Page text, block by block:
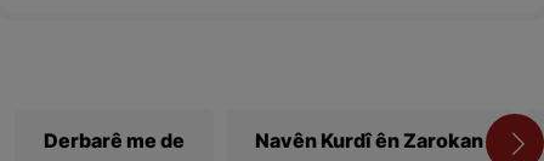
Derbarê me de Navên Kurdî ên Zarokan